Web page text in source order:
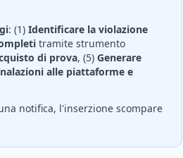
: (1) Identificare la violazione
tramite strumento
di prova, (5) Generare
alle piattaforme e
notifica, l'inserzione scompare